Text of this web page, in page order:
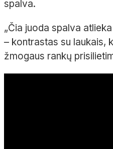
spalva.
„Čia juoda spalva
– kontrastas su laukais,
žmogaus rankų